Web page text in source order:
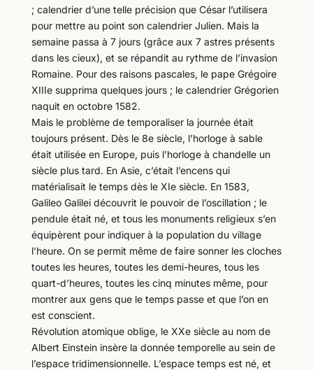
; calendrier d’une telle précision que César l’utilisera
pour mettre au point son calendrier Julien. Mais la
semaine passa à 7 jours (grâce aux 7 astres présents
dans les cieux), et se répandit au rythme de l’invasion
Romaine. Pour des raisons pascales, le pape Grégoire
XIIIe supprima quelques jours ; le calendrier Grégorien
naquit en octobre 1582.
Mais le problème de temporaliser la journée était
toujours présent. Dès le 8e siècle, l’horloge à sable
était utilisée en Europe, puis l’horloge à chandelle un
siècle plus tard. En Asie, c’était l’encens qui
matérialisait le temps dès le XIe siècle. En 1583,
Galileo Galilei découvrit le pouvoir de l’oscillation ; le
pendule était né, et tous les monuments religieux s’en
équipèrent pour indiquer à la population du village
l’heure. On se permit même de faire sonner les cloches
toutes les heures, toutes les demi-heures, tous les
quart-d’heures, toutes les cinq minutes même, pour
montrer aux gens que le temps passe et que l’on en
est conscient.
Révolution atomique oblige, le XXe siècle au nom de
Albert Einstein insère la donnée temporelle au sein de
l’espace tridimensionnelle. L’espace temps est né, et